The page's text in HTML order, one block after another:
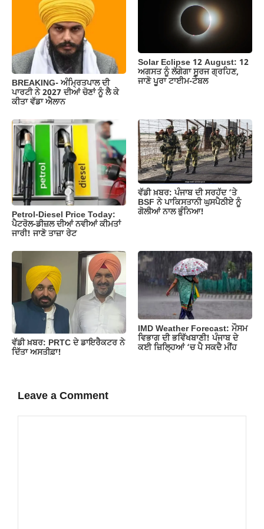
o
o
k
p
p
BREAKING- ਅੰਮ੍ਰਿਤਪਾਲ ਦੀ
ਪਾਰਟੀ ਨੇ 2027 ਦੀਆਂ ਚੋਣਾਂ ਨੂੰ ਲੈ ਕੇ
ਕੀਤਾ ਵੱਡਾ ਐਲਾਨ
Solar Eclipse 12 August: 12
ਅਗਸਤ ਨੂੰ ਲੱਗੇਗਾ ਸੂਰਜ ਗ੍ਰਹਿਣ,
ਜਾਣੋ ਪੂਰਾ ਟਾਈਮ-ਟੇਬਲ
Petrol-Diesel Price Today:
ਪੈਟਰੋਲ-ਡੀਜ਼ਲ ਦੀਆਂ ਨਵੀਆਂ ਕੀਮਤਾਂ
ਜਾਰੀ! ਜਾਣੋ ਤਾਜ਼ਾ ਰੇਟ
ਵੱਡੀ ਖ਼ਬਰ: ਪੰਜਾਬ ਦੀ ਸਰਹੱਦ ‘ਤੇ
BSF ਨੇ ਪਾਕਿਸਤਾਨੀ ਘੁਸਪੈਠੀਏ ਨੂੰ
ਗੋਲੀਆਂ ਨਾਲ ਭੁੰਨਿਆ!
ਵੱਡੀ ਖ਼ਬਰ: PRTC ਦੇ ਡਾਇਰੈਕਟਰ ਨੇ
ਦਿੱਤਾ ਅਸਤੀਫ਼ਾ!
IMD Weather Forecast: ਮੌਸਮ
ਵਿਭਾਗ ਦੀ ਭਵਿੱਖਬਾਣੀ! ਪੰਜਾਬ ਦੇ
ਕਈ ਜ਼ਿਲ੍ਹਿਆਂ ‘ਚ ਪੈ ਸਕਦੈ ਮੀਂਹ
Leave a Comment